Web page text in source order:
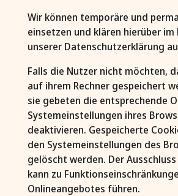
Wir können temporäre und
einsetzen und klären hierüber im
unserer Datenschutzerklärung
Falls die Nutzer nicht möchten,
auf ihrem Rechner gespeichert
sie gebeten die entsprechende
Systemeinstellungen ihres
deaktivieren. Gespeicherte
den Systemeinstellungen des
gelöscht werden. Der
kann zu
Onlineangebotes führen.